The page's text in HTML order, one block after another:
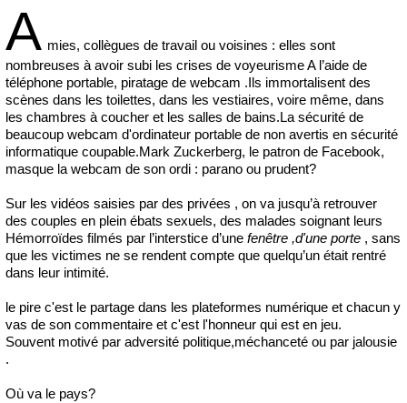
A mies, collègues de travail ou voisines : elles sont
nombreuses à avoir subi les crises de voyeurisme A l’aide de
téléphone portable, piratage de webcam .Ils immortalisent des
scènes dans les toilettes, dans les vestiaires, voire même, dans
les chambres à coucher et les salles de bains.La sécurité de
beaucoup webcam d'ordinateur portable de non avertis en sécurité
informatique coupable.Mark Zuckerberg, le patron de Facebook,
masque la webcam de son ordi : parano ou prudent?
Sur les vidéos saisies par des privées , on va jusqu’à retrouver
des couples en plein ébats sexuels, des malades soignant leurs
Hémorroïdes filmés par l’interstice d’une fenêtre ,d'une porte , sans
que les victimes ne se rendent compte que quelqu’un était rentré
dans leur intimité.
le pire c'est le partage dans les plateformes numérique et chacun y
vas de son commentaire et c'est l'honneur qui est en jeu.
Souvent motivé par adversité politique,méchanceté ou par jalousie
.
Où va le pays?